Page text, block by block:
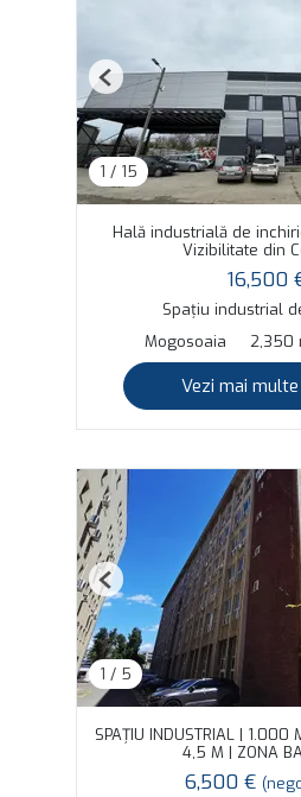
1 / 15
Previous
Hală industrială de
Vizibilitate din
16,500
Spațiu industrial
Mogosoaia
2,350
Vezi mai
1 / 5
Previous
SPAȚIU INDUSTRIAL | 1.000
4,5 M | ZONA
6,500 €